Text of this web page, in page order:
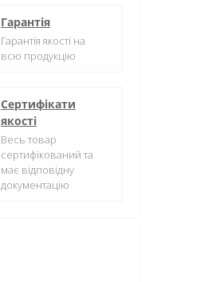
Гарантія
Гарантія якості на
всю продукцію
Сертифікати
якості
Весь товар
сертифікований та
має відповідну
документацію